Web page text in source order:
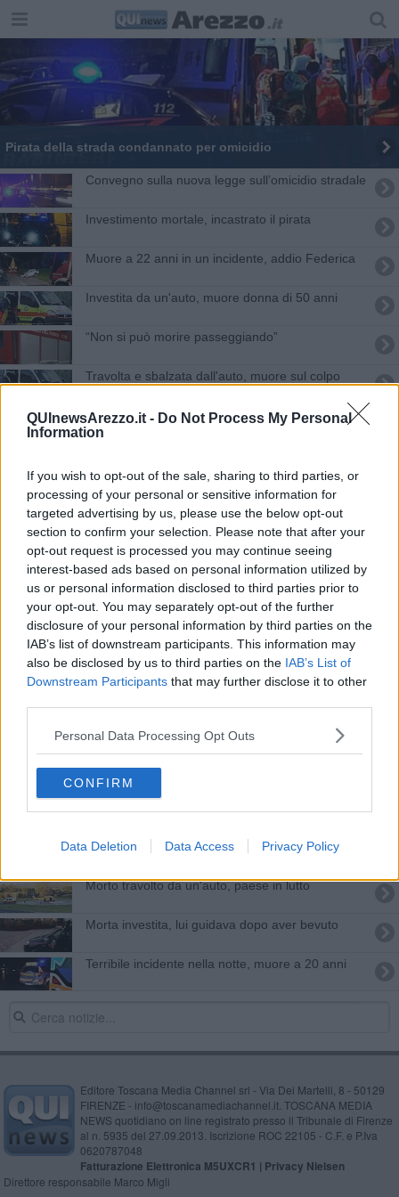
QUInewsArezzo.it - Do Not Process My Personal
Information
If you wish to opt-out of the sale, sharing to third parties, or
processing of your personal or sensitive information for
targeted advertising by us, please use the below opt-out
section to confirm your selection. Please note that after your
opt-out request is processed you may continue seeing
interest-based ads based on personal information utilized by
us or personal information disclosed to third parties prior to
your opt-out. You may separately opt-out of the further
disclosure of your personal information by third parties on the
IAB’s list of downstream participants. This information may
also be disclosed by us to third parties on the IAB’s List of
Downstream Participants that may further disclose it to other
Personal Data Processing Opt Outs
CONFIRM
Data Deletion Data Access Privacy Policy
Pirata della strada condannato per omicidio
Convegno sulla nuova legge sull’omicidio stradale
Investimento mortale, incastrato il pirata
Muore a 22 anni in un incidente, addio Federica
Investita da un'auto, muore donna di 50 anni
“Non si può morire passeggiando”
Travolta e sbalzata dall'auto, muore sul colpo
Investita e uccisa a 50 anni, l'ultimo saluto
Omicidio stradale, corso per familiari e operatori
Schianto mortale, inchiesta per omicidio stradale
Strage in A1, arrestato il babbo dei bambini morti
Morto con la moto, l'ultimo saluto a Paolo
Nel 2024 effettuati oltre 16 milioni di test
Morta nell'incidente, arrestato il giovane ubriaco
Più sicurezza stradale e occasione di riscatto
Morto investito, automobilista indagata
Schianto mortale sulla 71, perizia per fare luce
Morto travolto da un'auto, paese in lutto
Morta investita, lui guidava dopo aver bevuto
Terribile incidente nella notte, muore a 20 anni
Editore Toscana Media Channel srl - Via Dei Martelli, 8 - 50129
FIRENZE - info@toscanamediachannel.it. TOSCANA MEDIA
NEWS quotidiano on line registrato presso il Tribunale di Firenze
al n. 5935 del 27.09.2013. Iscrizione ROC 22105 - C.F. e P.Iva
0620787048
Fatturazione Elettronica M5UXCR1 | Privacy Nielsen
Direttore responsabile Marco Migli